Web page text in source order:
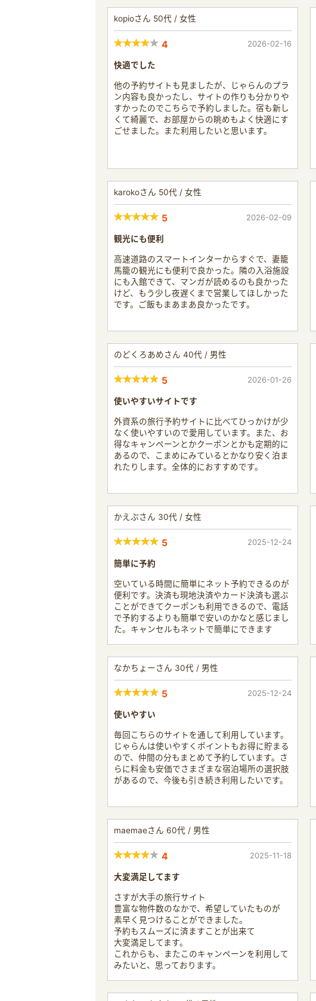
kopioさん 50代 / 女性
4 2026-02-16
快適でした
他の予約サイトも見ましたが、じゃらんのプラ
ン内容も良かったし、サイトの作りも分かりや
すかったのでこちらで予約しました。宿も新し
くて綺麗で、お部屋からの眺めもよく快適にす
ごせました。また利用したいと思います。
karokoさん 50代 / 女性
5 2026-02-09
観光にも便利
高速道路のスマートインターからすぐで、妻籠
馬籠の観光にも便利で良かった。隣の入浴施設
にも入館できて、マンガが読めるのも良かった
けど、もう少し夜遅くまで営業してほしかった
です。ご飯もまあまあ良かったです。
のどくろあめさん 40代 / 男性
5 2026-01-26
使いやすいサイトです
外資系の旅行予約サイトに比べてひっかけが少
なく使いやすいので愛用しています。また、お
得なキャンペーンとかクーポンとかも定期的に
あるので、こまめにみているとかなり安く泊ま
れたりします。全体的におすすめです。
かえぷさん 30代 / 女性
5 2025-12-24
簡単に予約
空いている時間に簡単にネット予約できるのが
便利です。決済も現地決済やカード決済も選ぶ
ことができてクーポンも利用できるので、電話
で予約するよりも簡単で安いのかなと感じまし
た。キャンセルもネットで簡単にできます
なかちょーさん 30代 / 男性
5 2025-12-24
使いやすい
毎回こちらのサイトを通して利用しています。
じゃらんは使いやすくポイントもお得に貯まる
ので、仲間の分もまとめて予約しています。さ
らに料金も安価でさまざまな宿泊場所の選択肢
があるので、今後も引き続き利用したいです。
maemaeさん 60代 / 男性
4 2025-11-18
大変満足してます
さすが大手の旅行サイト
豊富な物件数のなかで、希望していたものが
素早く見つけることができました。
予約もスムーズに済ますことが出来て
大変満足してます。
これからも、またこのキャンペーンを利用して
みたいと、思っております。